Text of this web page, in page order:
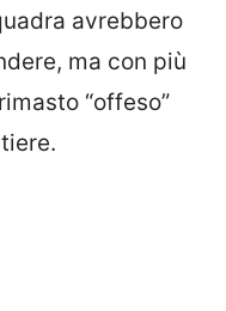
avrebbero
ma con più
“offeso”